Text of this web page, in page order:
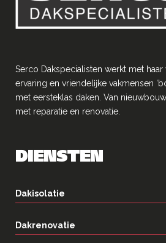
Serco Dakspecialisten werkt met haar
ervaring en vriendelĳke vakmensen
met eersteklas daken. Van
met reparatie en renovatie.
DIENSTEN
Dakisolatie
Dakrenovatie